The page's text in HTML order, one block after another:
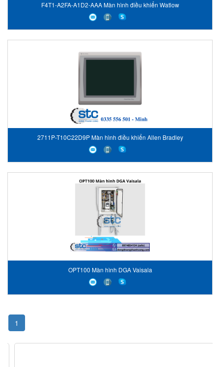
F4T1-A2FA-A1D2-AAA Màn hình điều khiển Watlow
2711P-T10C22D9P Màn hình điều khiển Allen Bradley
OPT100 Màn hình DGA Vaisala
1